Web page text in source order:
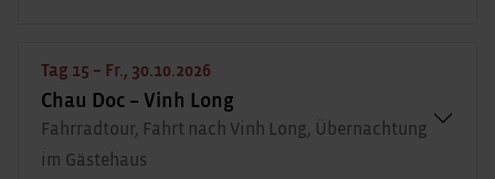
Tag 15 – Fr., 30.10.2026
Chau Doc – Vinh Long
Fahrradtour, Fahrt nach Vinh Long, Übernachtung
im Gästehaus